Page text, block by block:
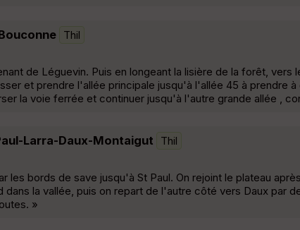
Thil
de Léguevin. Puis en longeant la lisière de la forêt, vers
et prendre l'allée principale jusqu'à l'allée 45 à prendre
la voie ferrée et continuer jusqu'à l'autre grande allée ,
Larra-Daux-Montaigut Thil
les bords de save jusqu'à St Paul. On rejoint le plateau
la vallée, puis on repart de l'autre côté vers Daux par
»